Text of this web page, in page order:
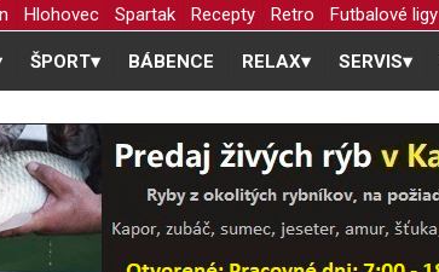
Hlohovec Spartak Recepty Retro Futbalové ligy
ŠPORT▾ BÁBENCE RELAX▾ SERVIS▾